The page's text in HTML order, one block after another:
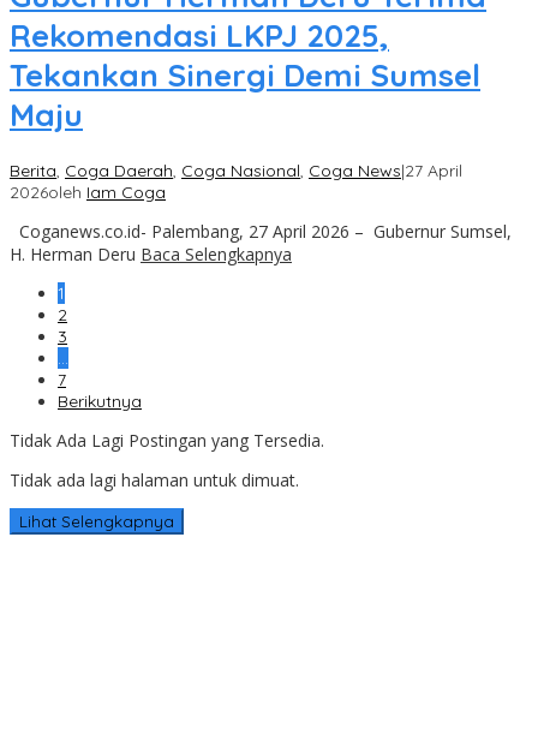
Rekomendasi LKPJ 2025,
Tekankan Sinergi Demi Sumsel
Maju
Berita, Coga Daerah, Coga Nasional, Coga News|27 April
2026oleh Iam Coga
Coganews.co.id- Palembang, 27 April 2026 – Gubernur Sumsel,
H. Herman Deru Baca Selengkapnya
1
2
3
…
7
Berikutnya
Tidak Ada Lagi Postingan yang Tersedia.
Tidak ada lagi halaman untuk dimuat.
Lihat Selengkapnya